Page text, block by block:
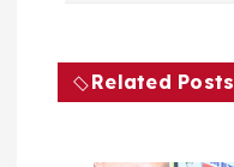
a
v
Related Posts